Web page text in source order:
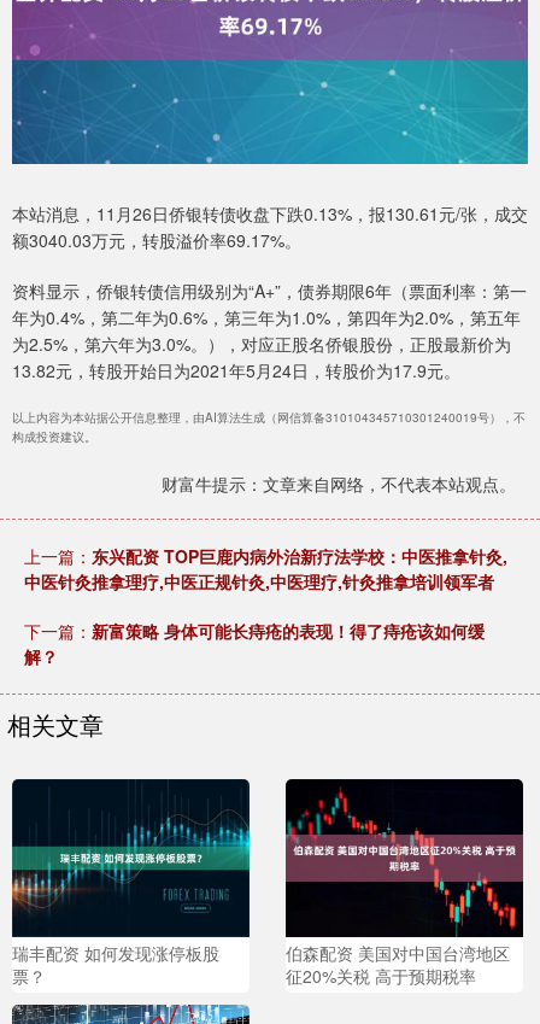
本站消息，11月26日侨银转债收盘下跌0.13%，报130.61元/张，成交
额3040.03万元，转股溢价率69.17%。
资料显示，侨银转债信用级别为“A+”，债券期限6年（票面利率：第一
年为0.4%，第二年为0.6%，第三年为1.0%，第四年为2.0%，第五年
为2.5%，第六年为3.0%。），对应正股名侨银股份，正股最新价为
13.82元，转股开始日为2021年5月24日，转股价为17.9元。
以上内容为本站据公开信息整理，由AI算法生成（网信算备310104345710301240019号），不
构成投资建议。
财富牛提示：文章来自网络，不代表本站观点。
上一篇： 东兴配资 TOP巨鹿内病外治新疗法学校：中医推拿针灸,
中医针灸推拿理疗,中医正规针灸,中医理疗,针灸推拿培训领军者
下一篇： 新富策略 身体可能长痔疮的表现！得了痔疮该如何缓
解？
相关文章
瑞丰配资 如何发现涨停板股
票？
伯森配资 美国对中国台湾地区
征20%关税 高于预期税率